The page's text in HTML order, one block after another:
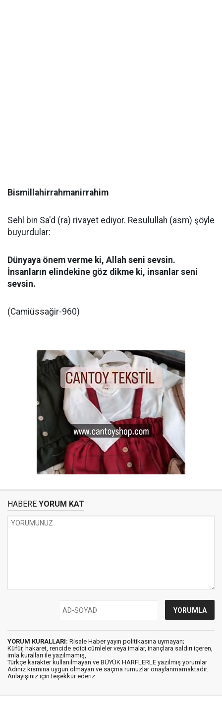
Bismillahirrahmanirrahim
Sehl bin Sa'd (ra) rivayet ediyor. Resulullah (asm) şöyle
buyurdular:
Dünyaya önem verme ki, Allah seni sevsin.
İnsanların elindekine göz dikme ki, insanlar seni
sevsin.
(Camiüssağir-960)
HABERE YORUM KAT
YORUM KURALLARI: Risale Haber yayın politikasına uymayan;
Küfür, hakaret, rencide edici cümleler veya imalar, inançlara saldırı içeren,
imla kuralları ile yazılmamış,
Türkçe karakter kullanılmayan ve BÜYÜK HARFLERLE yazılmış yorumlar
Adınız kısmına uygun olmayan ve saçma rumuzlar onaylanmamaktadır.
Anlayışınız için teşekkür ederiz.